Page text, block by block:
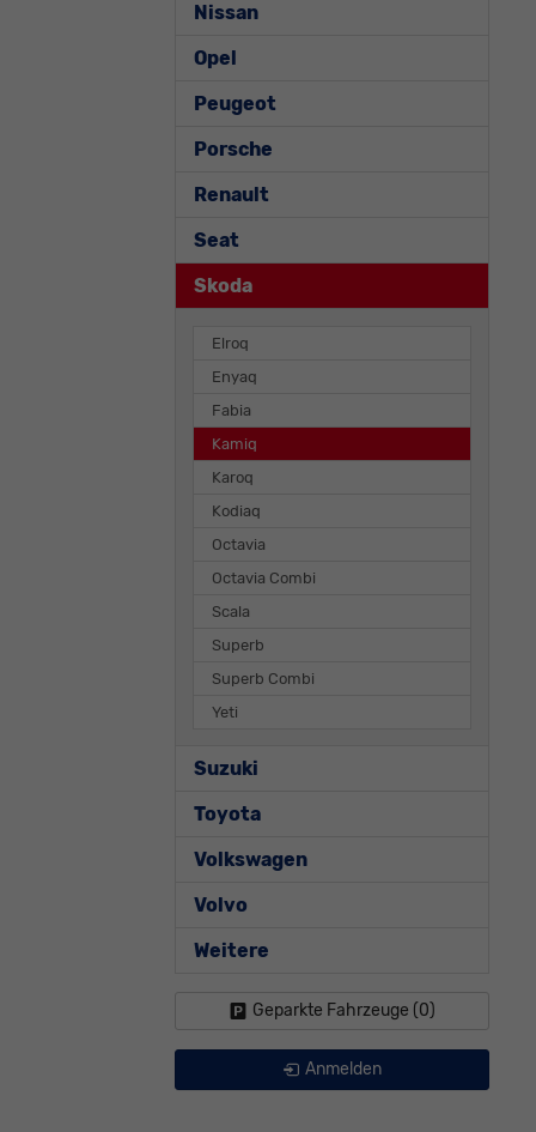
Nissan
Opel
Peugeot
Porsche
Renault
Seat
Skoda
Elroq
Enyaq
Fabia
Kamiq
Karoq
Kodiaq
Octavia
Octavia Combi
Scala
Superb
Superb Combi
Yeti
Suzuki
Toyota
Volkswagen
Volvo
Weitere
Geparkte Fahrzeuge (0)
Anmelden